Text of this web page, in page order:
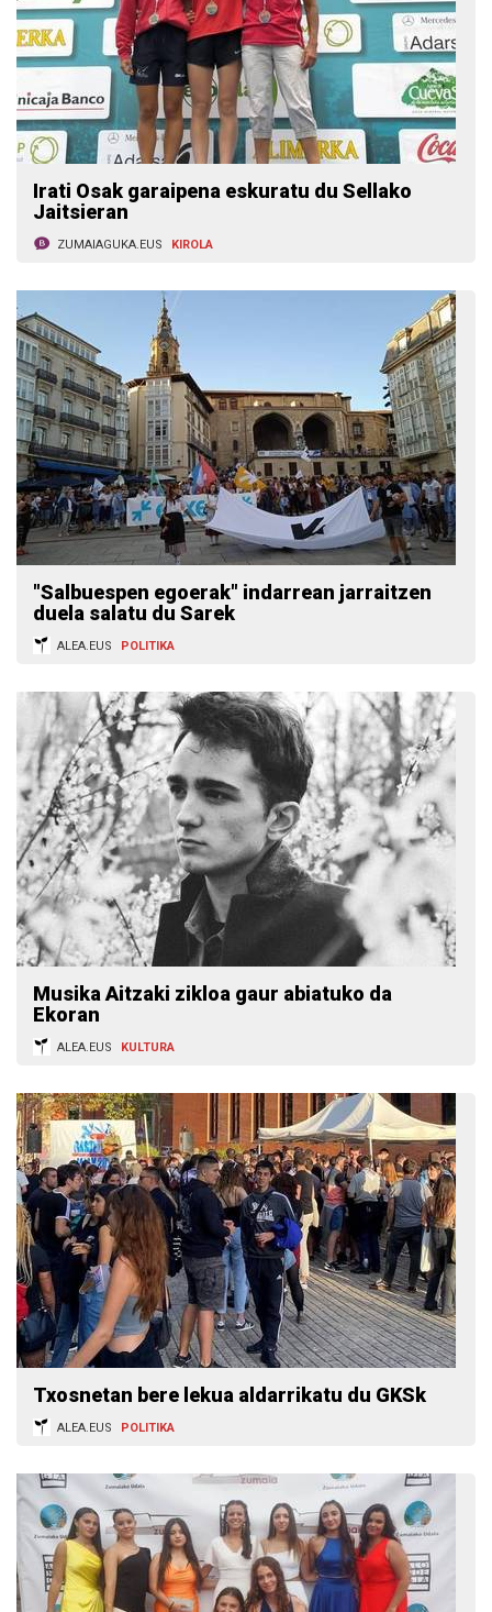
Irati Osak garaipena eskuratu du Sellako
Jaitsieran
ZUMAIAGUKA.EUS KIROLA
"Salbuespen egoerak" indarrean jarraitzen
duela salatu du Sarek
ALEA.EUS POLITIKA
Musika Aitzaki zikloa gaur abiatuko da
Ekoran
ALEA.EUS KULTURA
Txosnetan bere lekua aldarrikatu du GKSk
ALEA.EUS POLITIKA